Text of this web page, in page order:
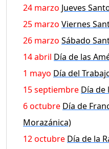
24 marzo Jueves
25 marzo Viernes
26 marzo Sábado
14 abril Día de las
1 mayo Día del
15 septiembre Día de
6 octubre Día de
Morazánica)
12 octubre Día de la